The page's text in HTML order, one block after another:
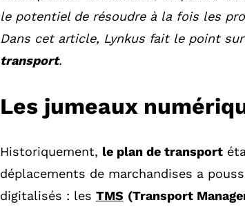
le potentiel de résoudre à la fois les
Dans cet article, Lynkus fait le point
transport.
Les jumeaux
Historiquement, le plan de transport
déplacements de marchandises a
digitalisés : les TMS (Transport